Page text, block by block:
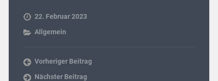
22. Februar 2023
Allgemein
Vorheriger Beitrag
Nächster Beitrag